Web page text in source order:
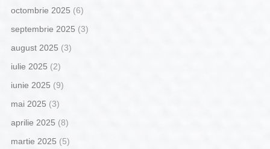
octombrie 2025 (6)
septembrie 2025 (3)
august 2025 (3)
iulie 2025 (2)
iunie 2025 (9)
mai 2025 (3)
aprilie 2025 (8)
martie 2025 (5)